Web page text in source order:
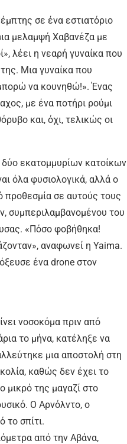
σε ένα εστιατόριο
μελαμψή Χαβανέζα με
λέει η νεαρή γυναίκα που
Μια γυναίκα που
να κουνηθώ!». Ένας
με ένα ποτήρι ρούμι
και, όχι, τελικώς οι
εκατομμυρίων κατοίκων
όλα φυσιολογικά, αλλά ο
προθεσμία σε αυτούς τους
συμπεριλαμβανομένου του
«Πόσο φοβήθηκα!
αναφωνεί η Yaima.
ένα drone στον
νοσοκόμα πριν από
το μήνα, κατέληξε να
μια αποστολή στη
καθώς δεν έχει το
μικρό της μαγαζί στο
Ο Αρνόλντο, ο
το σπίτι.
από την Αβάνα,